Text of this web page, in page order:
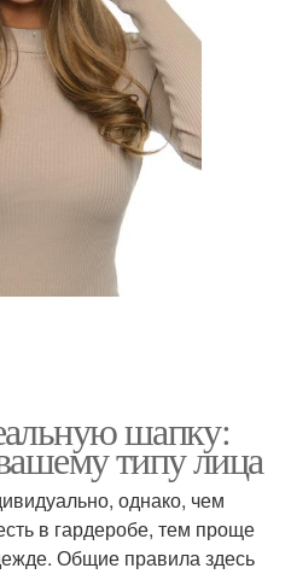
шапку:
типу лица
однако, чем
в гардеробе, тем проще
Общие правила здесь